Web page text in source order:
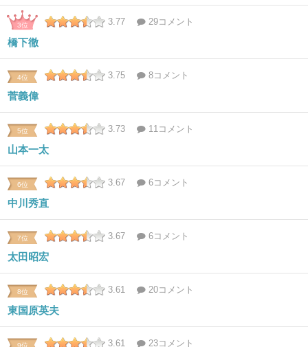
3位 3.77 29コメント
橋下徹
4位 3.75 8コメント
菅義偉
5位 3.73 11コメント
山本一太
6位 3.67 6コメント
中川秀直
7位 3.67 6コメント
太田昭宏
8位 3.61 20コメント
東国原英夫
3.61 23コメント